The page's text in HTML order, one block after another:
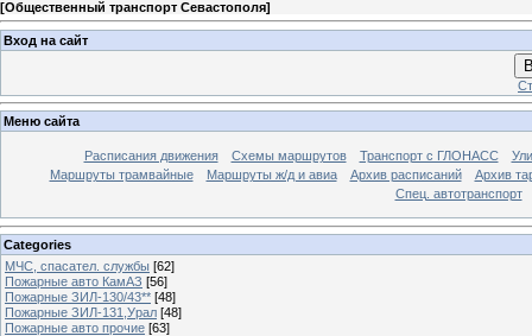
[Общественный транспорт Севастополя]
Вход на сайт
Меню сайта
Расписания движения Схемы маршрутов Транспорт с ГЛОНАСС
Маршруты трамвайные
Маршруты ж/д и авиа Архив расписаний
Архив
Спец. автотранспорт
Categories
МЧС, спасател. службы [62]
Пожарные авто КамАЗ [56]
Пожарные ЗИЛ-130/43** [48]
Пожарные ЗИЛ-131,Урал [48]
Пожарные авто прочие [63]